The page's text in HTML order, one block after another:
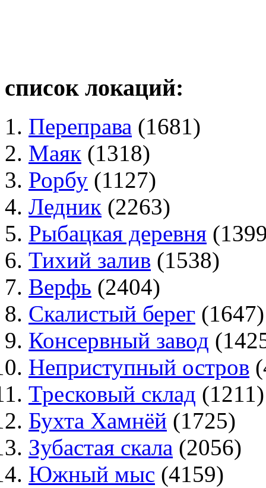
список локаций:
Переправа (1681)
Маяк (1318)
Рорбу (1127)
Ледник (2263)
Рыбацкая деревня
Тихий залив (1538)
Верфь (2404)
Скалистый берег (1647)
Консервный завод
Неприступный остров
Тресковый склад (1211)
Бухта Хамнёй (1725)
Зубастая скала (2056)
Южный мыс (4159)